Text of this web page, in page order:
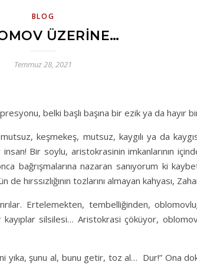
BLOG
ÜZERINE…
Temmuz 28, 2021
belki başlı başına bir ezik ya da hayır
keşmekeş, mutsuz, kaygılı ya da
Bir soylu, aristokrasinin imkanlarının
bağrışmalarına nazaran sanıyorum ki
hırssızlığının tozlarını almayan kahyası,
Ertelemekten, tembelliğinden,
kayıplar silsilesi… Aristokrasi çöküyor,
yıka, şunu al, bunu getir, toz al… Dur!” Ona